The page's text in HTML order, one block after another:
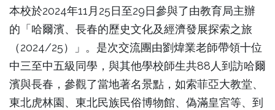
本校於2024年11月25日至29日參與了由教育局主辦
的「哈爾濱、長春的歷史文化及經濟發展探索之旅
（2024/25）」。是次交流團由劉煒業老師帶領十位
中三至中五級同學，與其他學校師生共88人到訪哈爾
濱與長春，參觀了當地著名景點，如索菲亞大教堂、
東北虎林園、東北民族民俗博物館、偽滿皇宮等、到